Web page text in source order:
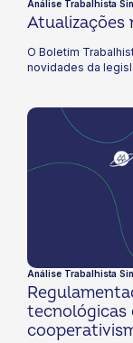
Análise Trabalhista
Atualizações
O Boletim
novidades da
Análise Trabalhista
tecnológicas